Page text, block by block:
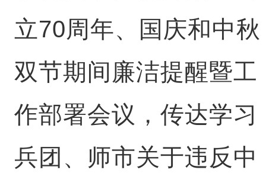
立70周年、国庆和中秋
双节期间廉洁提醒暨工
作部署会议，传达学习
兵团、师市关于违反中